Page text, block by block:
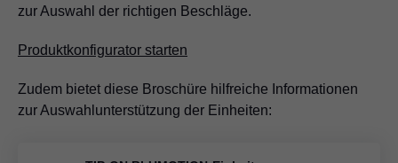
zur Auswahl der richtigen Beschläge.
Produktkonfigurator starten
Zudem bietet diese Broschüre hilfreiche Informationen
zur Auswahlunterstützung der Einheiten: